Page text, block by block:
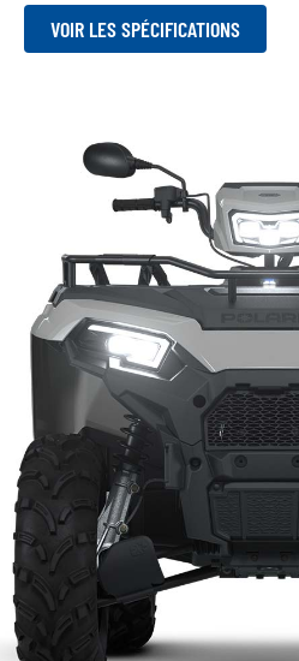
VOIR LES SPÉCIFICATIONS